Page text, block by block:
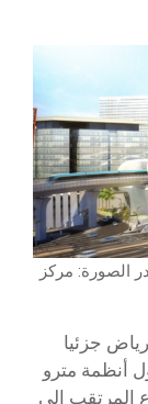
الصورة: مركز
جزئيا
أنظمة مترو
المرتقب إلى